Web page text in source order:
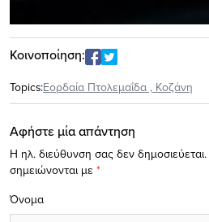
Κοινοποίηση:
Topics:Εορδαία Πτολεμαΐδα , Κοζάνη
Αφήστε μία απάντηση
Η ηλ. διεύθυνση σας δεν δημοσιεύεται.
σημειώνονται με *
Όνομα